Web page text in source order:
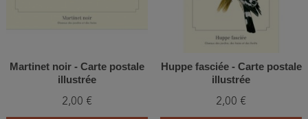
Martinet noir - Carte postale
illustrée
2,00 €
Huppe fasciée - Carte postale
illustrée
2,00 €